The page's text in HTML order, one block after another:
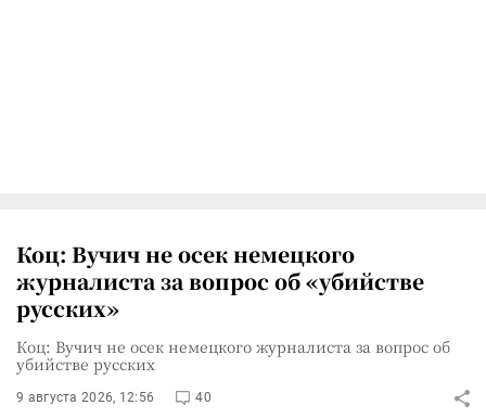
Коц: Вучич не осек немецкого
журналиста за вопрос об «убийстве
русских»
Коц: Вучич не осек немецкого журналиста за вопрос об
убийстве русских
9 августа 2026, 12:56 40